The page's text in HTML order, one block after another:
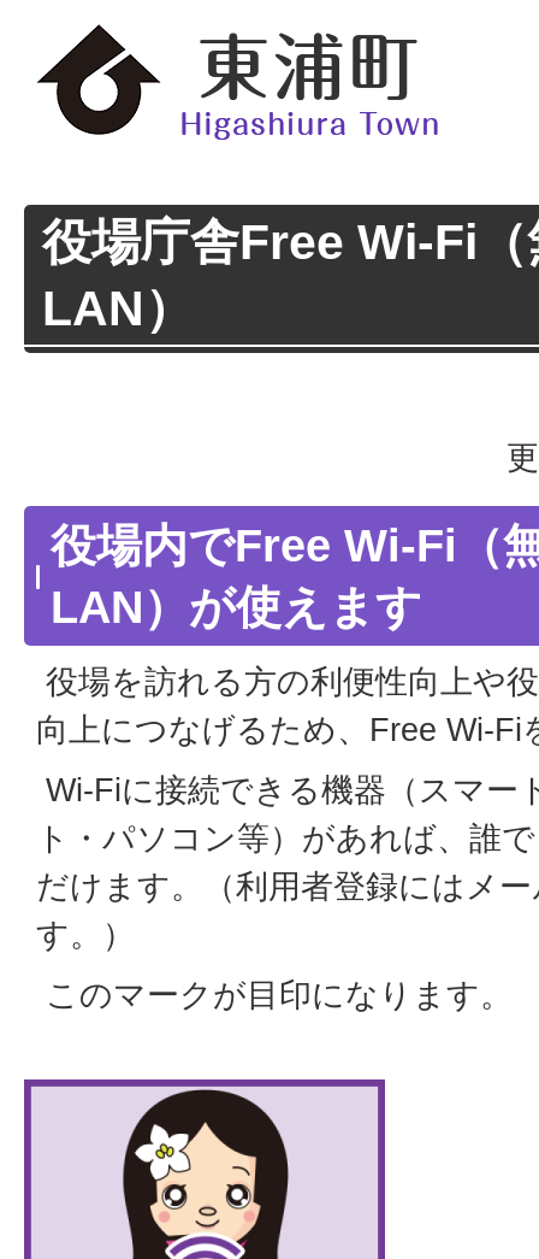
役場庁舎Free Wi-Fi
LAN）
役場内でFree Wi-Fi（
LAN）が使えます
役場を訪れる方の利便性向上や
向上につなげるため、Free Wi-Fi
Wi-Fiに接続できる機器（スマー
ト・パソコン等）があれば、誰
だけます。（利用者登録にはメ
す。）
このマークが目印になります。